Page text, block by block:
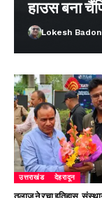
हाउस बना
Lokesh
उत्तराखंड देहरादून